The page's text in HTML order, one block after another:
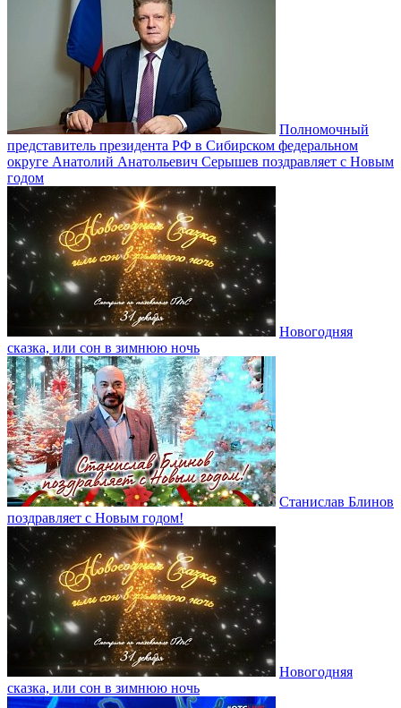
Полномочный
представитель президента РФ в Сибирском федеральном
округе Анатолий Анатольевич Серышев поздравляет с Новым
годом
Новогодняя
сказка, или сон в зимнюю ночь
Станислав Блинов
поздравляет с Новым годом!
Новогодняя
сказка, или сон в зимнюю ночь